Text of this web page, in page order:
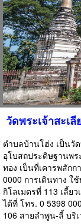
วัดพระเจ้าสะเ
ตำบลบ้านโฮ่ง เป็นวั
อุโบสถประดิษฐานพร
ทอง เป็นที่เคารพสัก
0000 การเดินทาง ใ
กิโลเมตรที่ 113 เลี้ย
ได้ที่ โทร. 0 5398
106 สายลำพูน-ลี้ บริ